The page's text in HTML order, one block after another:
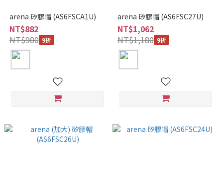
arena 矽膠帽 (AS6FSCA1U)
NT$882
NT$980 9折
arena 矽膠帽 (AS6FSC27U)
NT$1,062
NT$1,180 9折